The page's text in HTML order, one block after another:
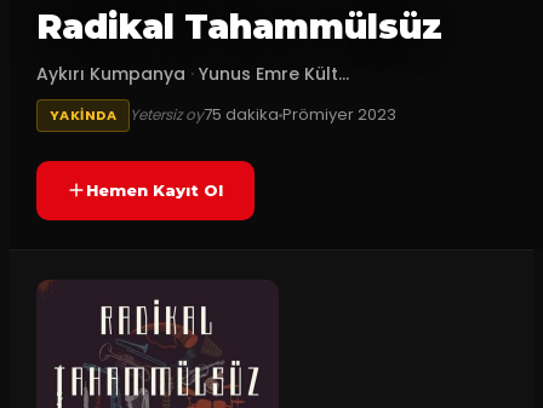
Radikal Tahammülsüz
Aykırı Kumpanya · Yunus Emre Kült...
YAKINDA Yetersiz oy75 dakikaPrömiyer 2023
Hemen Kayıt Ol